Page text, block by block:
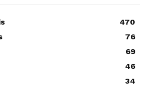
470
76
69
46
34